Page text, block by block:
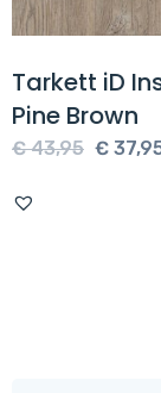
Tarkett iD
Pine Brown
€43,95 €